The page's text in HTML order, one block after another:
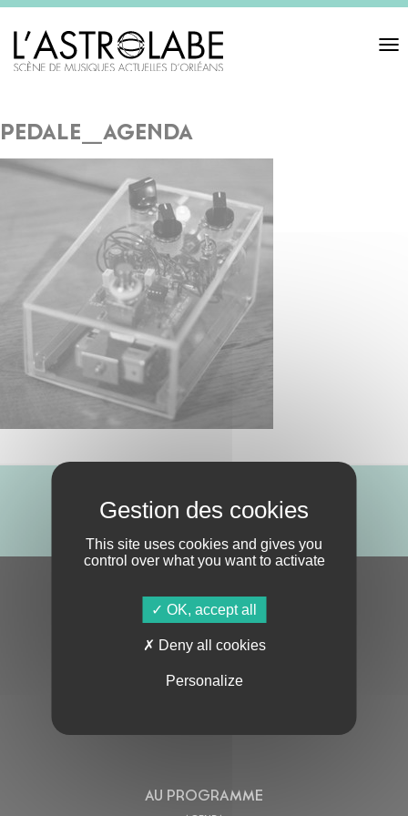
Toggle
pedale_agenda
ABONNE-TOI !
S'ABONNER À LA NEWSLETTER
AU PROGRAMME
This site uses cookies and gives you
control over what you want to activate
OK, accept all
Deny all cookies
Personalize